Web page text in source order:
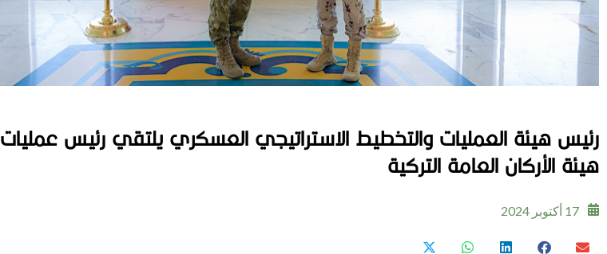
رئيس هيئة العمليات والتخطيط الاستراتيجي العسكري يلتقي رئيس عمليات
هيئة الأركان العامة التركية
17 أكتوبر 2024